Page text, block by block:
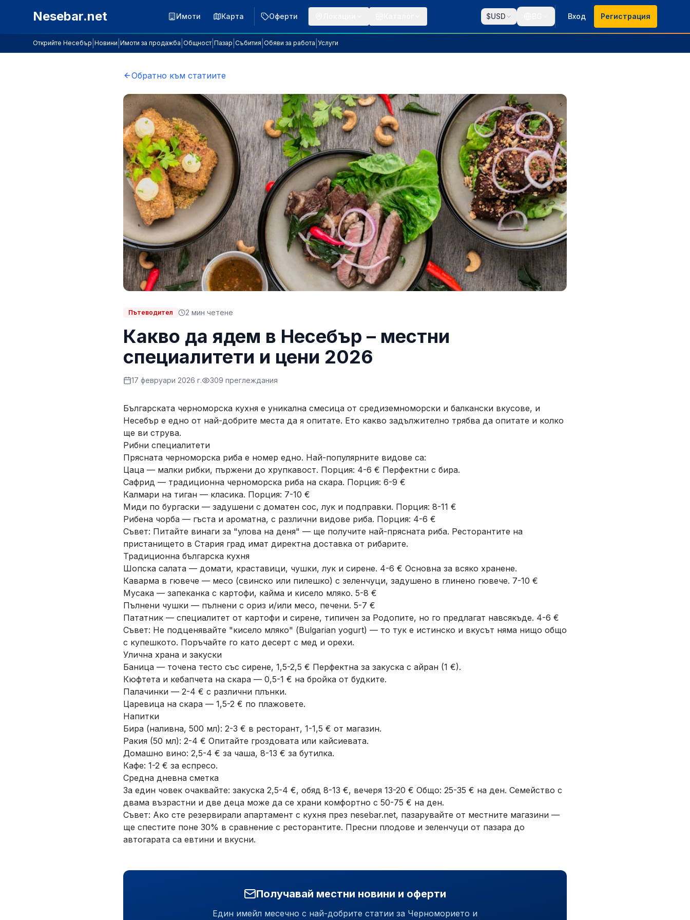
Nesebar.net Имоти Карта Оферти $USD Вход Регистрация
Открийте Несебър Новини Имоти за продажба Общност Пазар Събития Обяви за работа Услуги
Обратно към статиите
Пътеводител 2 мин четене
Какво да ядем в Несебър – местни
специалитети и цени 2026
17 февруари 2026 г. 309 преглеждания
Българската черноморска кухня е уникална смесица от средиземноморски и балкански вкусове, и
Несебър е едно от най-добрите места да я опитате. Ето какво задължително трябва да опитате и колко
ще ви струва.
Рибни специалитети
Прясната черноморска риба е номер едно. Най-популярните видове са:
Цаца — малки рибки, пържени до хрупкавост. Порция: 4-6 € Перфектни с бира.
Сафрид — традиционна черноморска риба на скара. Порция: 6-9 €
Калмари на тиган — класика. Порция: 7-10 €
Миди по бургаски — задушени с доматен сос, лук и подправки. Порция: 8-11 €
Рибена чорба — гъста и ароматна, с различни видове риба. Порция: 4-6 €
Съвет: Питайте винаги за "улова на деня" — ще получите най-прясната риба. Ресторантите на
пристанището в Стария град имат директна доставка от рибарите.
Традиционна българска кухня
Шопска салата — домати, краставици, чушки, лук и сирене. 4-6 € Основна за всяко хранене.
Каварма в гювече — месо (свинско или пилешко) с зеленчуци, задушено в глинено гювече. 7-10 €
Мусака — запеканка с картофи, кайма и кисело мляко. 5-8 €
Пълнени чушки — пълнени с ориз и/или месо, печени. 5-7 €
Пататник — специалитет от картофи и сирене, типичен за Родопите, но го предлагат навсякъде. 4-6 €
Съвет: Не подценявайте "кисело мляко" (Bulgarian yogurt) — то тук е истинско и вкусът няма нищо общо
с купешкото. Поръчайте го като десерт с мед и орехи.
Улична храна и закуски
Баница — точена тесто със сирене, 1,5-2,5 € Перфектна за закуска с айран (1 €).
Кюфтета и кебапчета на скара — 0,5-1 € на бройка от будките.
Палачинки — 2-4 € с различни плънки.
Царевица на скара — 1,5-2 € по плажовете.
Напитки
Бира (наливна, 500 мл): 2-3 € в ресторант, 1-1,5 € от магазин.
Ракия (50 мл): 2-4 € Опитайте гроздовата или кайсиевата.
Домашно вино: 2,5-4 € за чаша, 8-13 € за бутилка.
Кафе: 1-2 € за еспресо.
Средна дневна сметка
За един човек очаквайте: закуска 2,5-4 €, обяд 8-13 €, вечеря 13-20 € Общо: 25-35 € на ден. Семейство с
двама възрастни и две деца може да се храни комфортно с 50-75 € на ден.
Съвет: Ако сте резервирали апартамент с кухня през nesebar.net, пазарувайте от местните магазини —
ще спестите поне 30% в сравнение с ресторантите. Пресни плодове и зеленчуци от пазара до
автогарата са евтини и вкусни.
Получавай местни новини и оферти
Един имейл месечно с най-добрите статии за Черноморието и